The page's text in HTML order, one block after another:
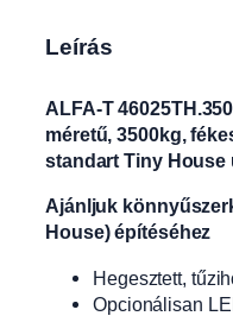
Leírás
ALFA-T
méretű, 3500kg,
standart Tiny House
Ajánljuk
House) építéséhez
Hegesztett,
Opcionálisan